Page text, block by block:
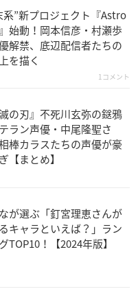
プ
ドラ
緋弾のアリアAA
神崎・H・アリア
系”新プロジェクト『Astro
始動！岡本信彦・村瀬歩
解禁、底辺配信者たちの
を描く
1コメント
滅の刃』不死川玄弥の鎹鴉
ラン声優・中尾隆聖さ
棒カラスたちの声優が豪
【まとめ】
が選ぶ「釘宮理恵さんが
キャラといえば？」ラン
TOP10！【2024年版】